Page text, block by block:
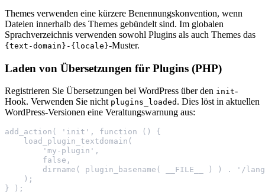
Themes verwenden eine kürzere Benennungskonvention, wenn
Dateien innerhalb des Themes gebündelt sind. Im globalen
Sprachverzeichnis verwenden sowohl Plugins als auch Themes das
{text-domain}-{locale}-Muster.
Laden von Übersetzungen für Plugins (PHP)
Registrieren Sie Übersetzungen bei WordPress über den init-
Hook. Verwenden Sie nicht plugins_loaded . Dies löst in aktuellen
WordPress-Versionen eine Veraltungswarnung aus:
add_action( 'init', function () {
    load_plugin_textdomain(
        'my-plugin',
        false,
dirname( plugin_basename( __FILE__ ) ) . '/
    );
} );